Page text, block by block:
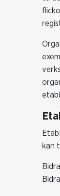
kan